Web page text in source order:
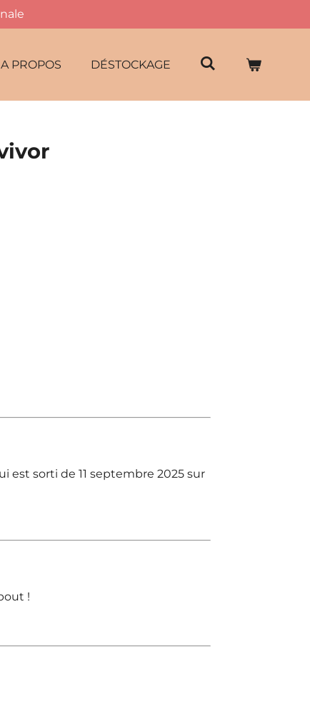
A PROPOS DÉSTOCKAGE
est sorti de 11 septembre 2025 sur
!